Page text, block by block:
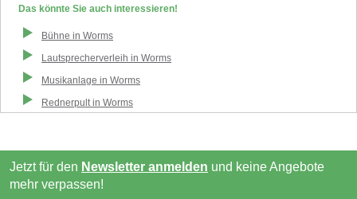
Das könnte Sie auch interessieren!
Bühne in Worms
Lautsprecherverleih in Worms
Musikanlage in Worms
Rednerpultin Worms
Jetzt für den Newsletter anmelden und keine Angebote
mehr verpassen!